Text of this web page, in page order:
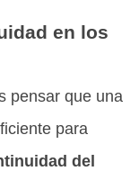
en los
pensar que una
para
del